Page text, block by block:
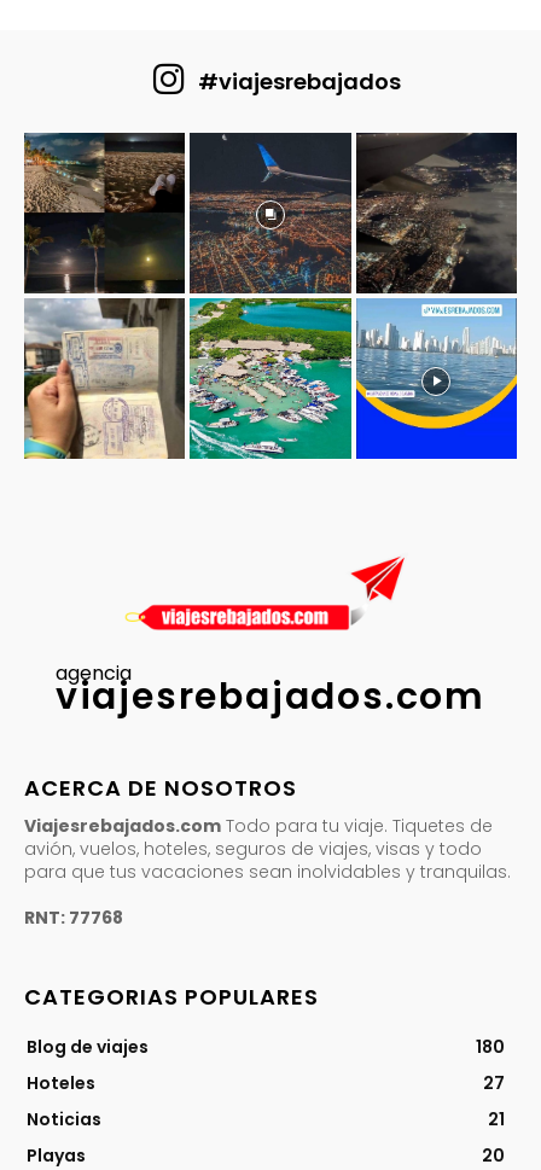
#viajesrebajados
agencia
viajesrebajados.com
ACERCA DE NOSOTROS
Viajesrebajados.com Todo para tu viaje. Tiquetes de
avión, vuelos, hoteles, seguros de viajes, visas y todo
para que tus vacaciones sean inolvidables y tranquilas.
RNT: 77768
CATEGORIAS POPULARES
Blog de viajes
180
Hoteles
27
Noticias
21
Playas
20